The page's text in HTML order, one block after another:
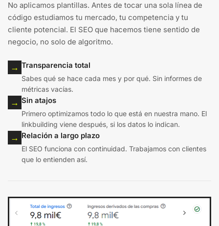
No aplicamos plantillas. Antes de tocar una sola línea de
código estudiamos tu mercado, tu competencia y tu
cliente potencial. El SEO que hacemos tiene sentido de
negocio, no solo de algoritmo.
→ Transparencia total
Sabes qué se hace cada mes y por qué. Sin informes de
métricas vacías.
→ Sin atajos
Primero optimizamos todo lo que está en nuestra mano. El
linkbuilding viene después, si los datos lo indican.
→ Relación a largo plazo
El SEO funciona con continuidad. Trabajamos con clientes
que lo entienden así.